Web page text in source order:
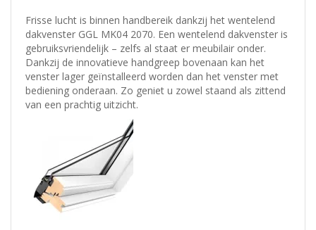
Frisse lucht is binnen handbereik dankzij het wentelend
dakvenster GGL MK04 2070. Een wentelend dakvenster is
gebruiksvriendelijk – zelfs al staat er meubilair onder.
Dankzij de innovatieve handgreep bovenaan kan het
venster lager geïnstalleerd worden dan het venster met
bediening onderaan. Zo geniet u zowel staand als zittend
van een prachtig uitzicht.